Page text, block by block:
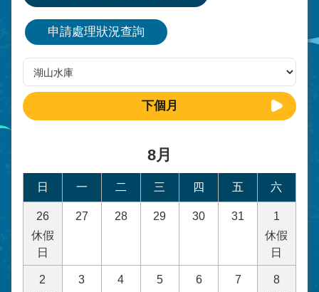
申請處理狀況查詢
下個月
8月
日 一 二 三 四 五 六
26
休假
日
27 28 29 30 31
1
休假
日
2
3 4 5 6 7
8